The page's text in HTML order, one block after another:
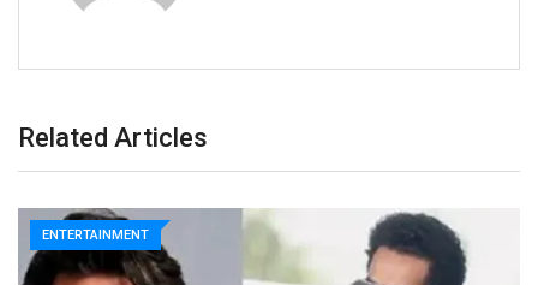
Related Articles
ENTERTAINMENT